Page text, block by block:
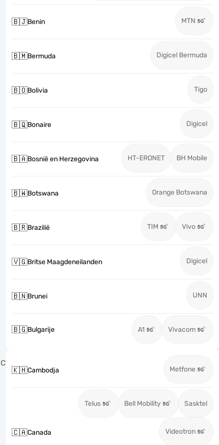
🇧🇯Benin MTN
🇧🇲Bermuda Digicel Bermuda
🇧🇴Bolivia Tigo
🇧🇶Bonaire Digicel
🇧🇦Bosnië en Herzegovina HT-ERONET BH Mobile
🇧🇼Botswana Orange Botswana
🇧🇷Brazilië TIM Vivo
🇻🇬Britse Maagdeneilanden Digicel
🇧🇳Brunei UNN
🇧🇬Bulgarije A1 Vivacom
C
🇰🇭Cambodja Metfone
🇨🇦Canada
Telus Bell Mobility Sasktel
Videotron